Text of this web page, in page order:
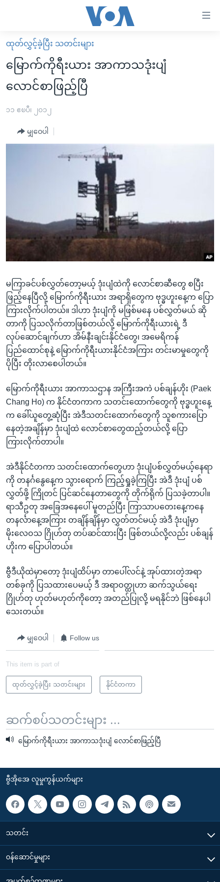
လွယ်ကူ
စေ
များ
အကြောင်းအရာ
ညွန်း
စာမျက်နှာ
သို့
ကျော်
ကြည့်
ရန်
ရှာဖွေ
နေရာ
သို့
ကျော်
မူလစာမျက်နှာ
မြန်မာ
ကမ္ဘာ့သတင်းများ
နိုင်ငံတကာ
အစ္စရေး-ပါလက်စတိုင်း
ဗွီဒီယို
ရပ်ဝန်းတခု လမ်းတခု အလွန်
အင်္ဂလိပ်စာလေ့လာမယ်
မကြေးမုံရဲ့ အင်္ဂလိပ်စာ
ရုပ်ရှင်ထဲက အင်္ဂလိပ်စာ
သုတပဒေသာ အင်္ဂလိပ်စာ
ရေဒီယိုနှင့်ရုပ်သံ အချက်အလက်များ
ရေဒီယို/တီဗွီအစီအစဉ်
Learning English
ဗွီအိုအေ လူမှုကွန်ယက်များ
ဘာသာစကားများ
ထုတ်လွှင့်ခဲ့ပြီး သတင်းများ
မြောက်ကိုရီးယား အာကာသဒုံးပျံ
လောင်စာဖြည့်ပြီ
၁၁ ဧၿပီ၊ ၂၀၁၂
မျှဝေပါ
မကြာခင်ပစ်လွှတ်တော့မယ့် ဒုံးပျံထဲကို လောင်စာဆီတွေ စပြီး
ဖြည့်နေပြီလို့ မြောက်ကိုရီးယား အရာရှိတွေက ဗုဒ္ဓဟူးနေ့က ပြော
ကြားလိုက်ပါတယ်။ ဒါဟာ ဒုံးပျံကို မဖြစ်မနေ ပစ်လွှတ်မယ် ဆို
တာကို ပြသလိုက်တာဖြစ်တယ်လို့ မြောက်ကိုရီးယားရဲ့ ဒီ
လုပ်ဆောင်ချက်ဟာ အိမ်နီးချင်းနိုင်ငံတွေ၊ အမေရိကန်
ပြည်ထောင်စုနဲ့ မြောက်ကိုရီးယားနိုင်ငံအကြား တင်းမာမှုတွေကို
ပိုပြီး တိုးလာစေပါတယ်။
မြောက်ကိုရီးယား အာကာသဌာန အကြီးအကဲ ပစ်ချန်ဟိုး (Paek
Chang Ho) က နိုင်ငံတကာက သတင်းထောက်တွေကို ဗုဒ္ဓဟူးနေ့
က ခေါ်ယူတွေ့ဆုံပြီး အဲဒီသတင်းထောက်တွေကို သူစကားပြော
နေတဲ့အချိန်မှာ ဒုံးပျံထဲ လောင်စာတွေထည့်တယ်လို့ ပြော
ကြားလိုက်တာပါ။
အဲဒီနိုင်ငံတကာ သတင်းထောက်တွေဟာ ဒုံးပျံပစ်လွှတ်မယ့်နေရာ
ကို တနင်္ဂနွေနေ့က သွားရောက် ကြည့်ရှုခဲ့ကြပြီး အဲဒီ ဒုံးပျံ ပစ်
လွှတ်ဖို့ ကြိုတင် ပြင်ဆင်နေတာတွေကို တိုက်ရိုက် ပြသခဲ့တာပါ။
ရာသီဥတု အခြေအနေပေါ် မူတည်ပြီး ကြာသာပတေးနေ့ကနေ
တနင်္လာနေ့အကြား တချိန်ချိန်မှာ လွှတ်တင်မယ့် အဲဒီ ဒုံးပျံမှာ
မိုးလေဝသ ဂြိုဟ်တု တပ်ဆင်ထားပြီး ဖြစ်တယ်လို့လည်း ပစ်ချန်
ဟိုးက ပြောပါတယ်။
ဗွီဒီယိုထဲမှာတော့ ဒုံးပျံထိပ်မှာ တာပေါ်လင်နဲ့ အုပ်ထားတဲ့အရာ
တစ်ခုကို ပြသထားပေမယ့် ဒီ အရာဝတ္ထုဟာ ဆက်သွယ်ရေး
ဂြိုဟ်တု ဟုတ်မဟုတ်ကိုတော့ အတည်ပြုလို့ မရနိုင်ဘဲ ဖြစ်နေပါ
သေးတယ်။
မျှဝေပါ Follow us
This item is part of
ထုတ်လွှင့်ခဲ့ပြီး သတင်းများ နိုင်ငံတကာ
ဆက်စပ်သတင်းများ ...
မြောက်ကိုရီးယား အာကာသဒုံးပျံ လောင်စာဖြည့်ပြီ
ဗွီအိုအေ လူမှုကွန်ယက်များ
သတင်း
၀န်ဆောင်မှုများ